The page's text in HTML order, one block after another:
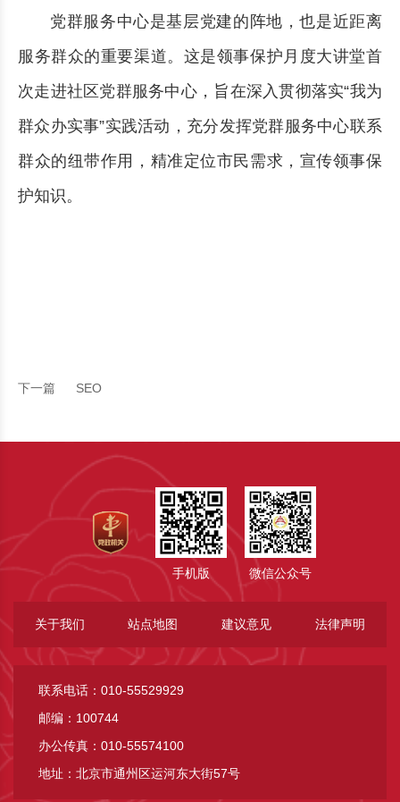
党群服务中心是基层党建的阵地，也是近距离
服务群众的重要渠道。这是领事保护月度大讲堂首
次走进社区党群服务中心，旨在深入贯彻落实“我为
群众办实事”实践活动，充分发挥党群服务中心联系
群众的纽带作用，精准定位市民需求，宣传领事保
护知识。
下一篇 SEO
手机版 微信公众号
关于我们 站点地图 建议意见 法律声明
联系电话：010-55529929
邮编：100744
办公传真：010-55574100
地址：北京市通州区运河东大街57号